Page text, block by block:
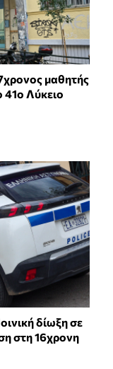
μαθητής
Λύκειο
δίωξη σε
στη 16χρονη